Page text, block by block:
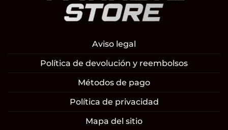
Aviso legal
Política de devolución y reembolsos
Métodos de pago
Política de privacidad
Mapa del sitio